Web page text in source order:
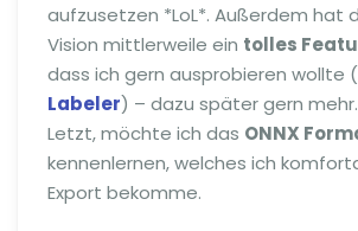
aufzusetzen *LoL*. Außerdem hat
Vision mittlerweile ein tolles
dass ich gern ausprobieren wollte (
Labeler) – dazu später gern
Letzt, möchte ich das ONNX
kennenlernen, welches ich
Export bekomme.